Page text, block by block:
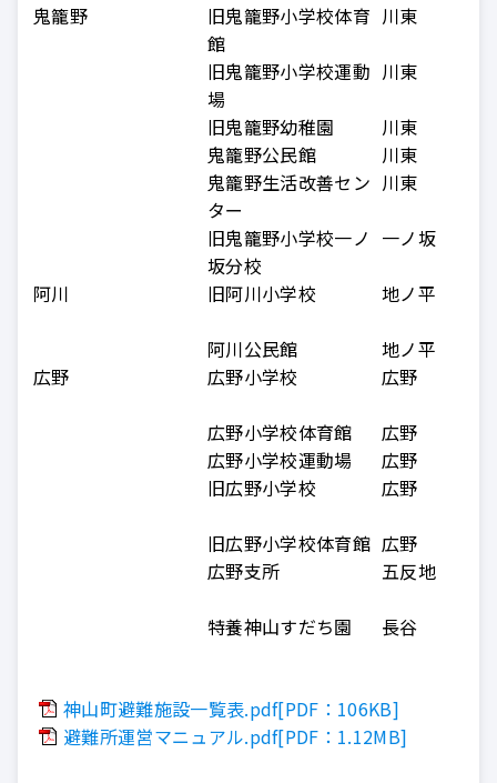
鬼籠野
旧鬼籠野小学校体育
館
川東
旧鬼籠野小学校運動
場
川東
旧鬼籠野幼稚園
川東
鬼籠野公民館
川東
鬼籠野生活改善セン
ター
川東
旧鬼籠野小学校一ノ
坂分校
一ノ坂
阿川 旧阿川小学校 地ノ平
阿川公民館
地ノ平
広野
広野小学校 広野
広野小学校体育館
広野
広野小学校運動場
広野
旧広野小学校
広野
旧広野小学校体育館 広野
広野支所
五反地
特養神山すだち園 長谷
神山町避難施設一覧表.pdf[PDF：106KB]
避難所運営マニュアル.pdf[PDF：1.12MB]